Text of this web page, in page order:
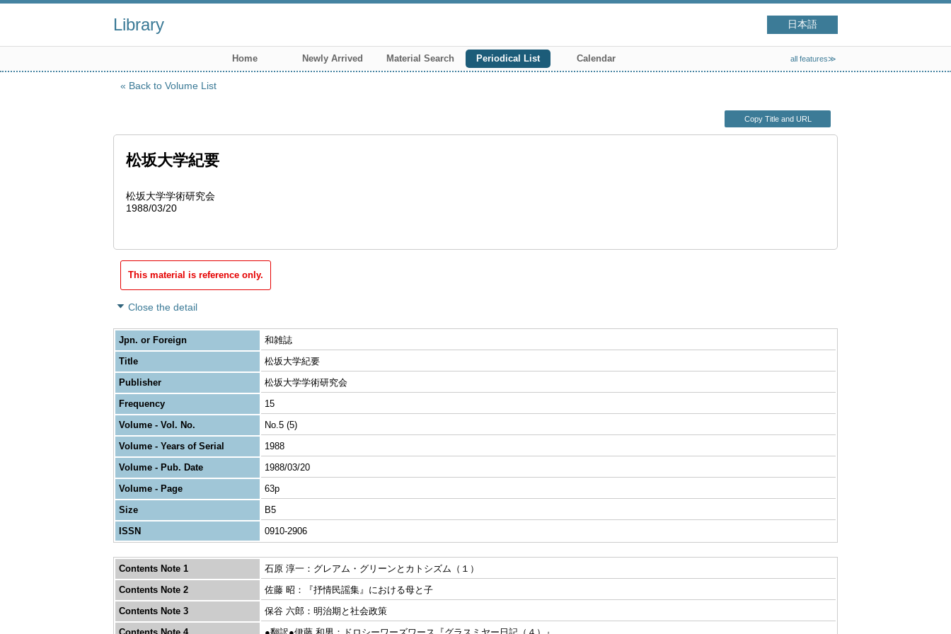
Library 日本語
Home Newly Arrived Material Search Periodical List Calendar all features≫
Back to Volume List
Copy Title and URL
松坂大学紀要
松坂大学学術研究会
1988/03/20
This material is reference only.
Close the detail
Jpn. or Foreign
和雑誌
Title
松坂大学紀要
Publisher
松坂大学学術研究会
Frequency
15
Volume - Vol. No.
No.5 (5)
Volume - Years of Serial
1988
Volume - Pub. Date
1988/03/20
Volume - Page
63p
Size
B5
ISSN
0910-2906
Contents Note 1
石原 淳一：グレアム・グリーンとカトシズム（１）
Contents Note 2
佐藤 昭：『抒情民謡集』における母と子
Contents Note 3
保谷 六郎：明治期と社会政策